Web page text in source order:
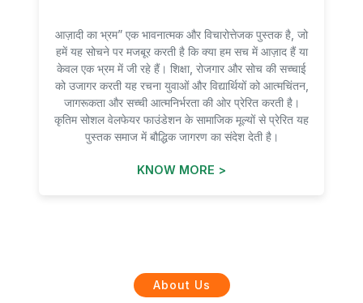
आज़ादी का भ्रम” एक भावनात्मक और विचारोत्तेजक पुस्तक है, जो
हमें यह सोचने पर मजबूर करती है कि क्या हम सच में आज़ाद हैं या
केवल एक भ्रम में जी रहे हैं। शिक्षा, रोजगार और सोच की सच्चाई
को उजागर करती यह रचना युवाओं और विद्यार्थियों को आत्मचिंतन,
जागरूकता और सच्ची आत्मनिर्भरता की ओर प्रेरित करती है।
कृतिम सोशल वेलफेयर फाउंडेशन के सामाजिक मूल्यों से प्रेरित यह
पुस्तक समाज में बौद्धिक जागरण का संदेश देती है।
KNOW MORE >
About Us